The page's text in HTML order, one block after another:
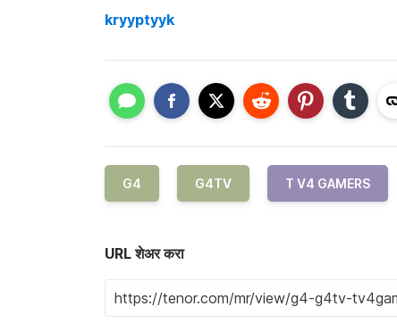
kryyptyyk
G4 G4TV T V4 GAMERS
URL शेअर करा